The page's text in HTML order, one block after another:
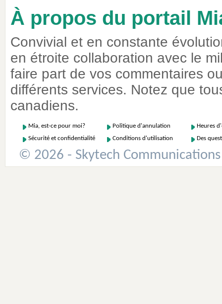
À propos du portail
Convivial et en constante
en étroite collaboration avec le
faire part de vos commentaires
différents services. Notez que
canadiens.
Mia, est-ce pour moi? Politique d'annulation
Heures
Sécurité et confidentialité
Conditions d'utilisation Des
© 2026 - Skytech Communications